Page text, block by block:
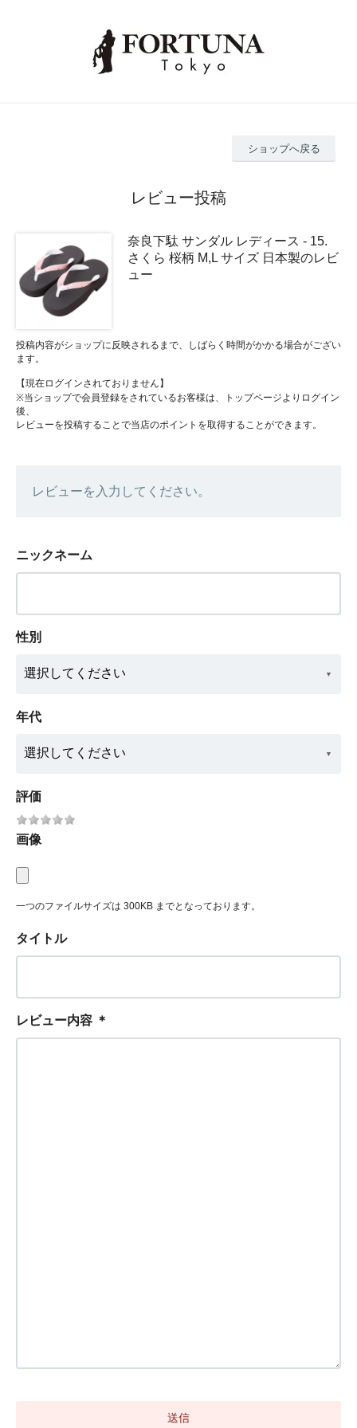
ショップへ戻る
レビュー投稿
奈良下駄 サンダル レディース - 15.
さくら 桜柄 M,L サイズ 日本製のレビ
ュー
投稿内容がショップに反映されるまで、しばらく時間がかかる場合がござい
ます。
【現在ログインされておりません】
※当ショップで会員登録をされているお客様は、トップページよりログイン
後、
レビューを投稿することで当店のポイントを取得することができます。
レビューを入力してください。
ニックネーム
性別
年代
評価
画像
一つのファイルサイズは 300KB までとなっております。
タイトル
レビュー内容 ＊